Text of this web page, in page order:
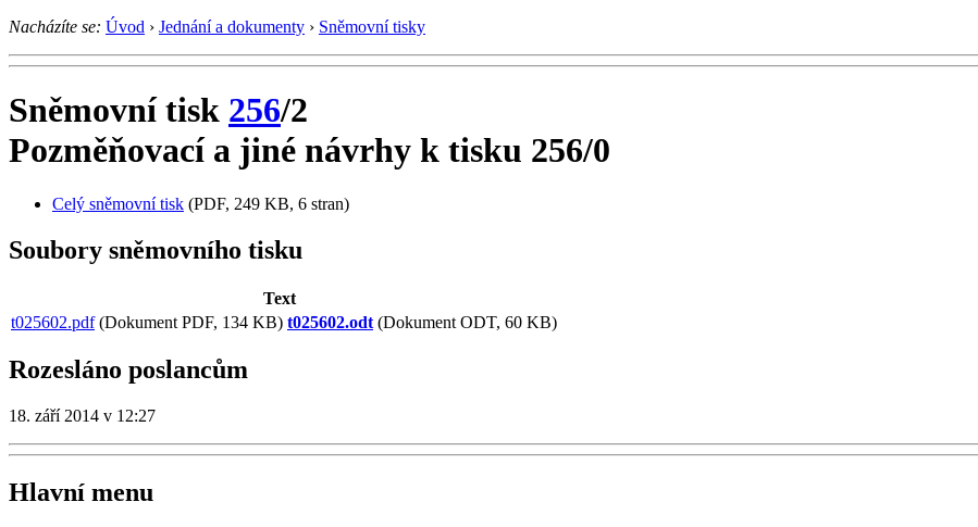
Nacházíte se: Úvod › Jednání a dokumenty › Sněmovní tisky
Sněmovní tisk 256/2
Pozměňovací a jiné návrhy k tisku 256/0
Celý sněmovní tisk (PDF, 249 KB, 6 stran)
Soubory sněmovního tisku
Text
t025602.pdf(Dokument PDF, 134 KB) t025602.odt (Dokument ODT, 60 KB)
Rozesláno poslancům
18. září 2014 v 12:27
Hlavní menu